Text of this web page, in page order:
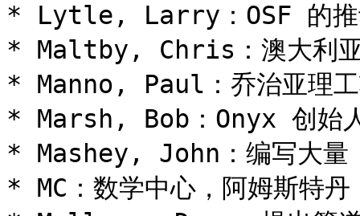
* Lytle, Larry：OSF 的推
* Maltby, Chris：澳大利
* Manno, Paul：乔治亚理工
* Marsh, Bob：Onyx 创
* Mashey, John：编写大
* MC：数学中心，阿姆斯特